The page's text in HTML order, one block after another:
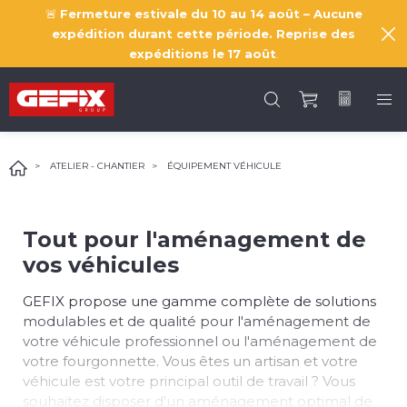
🚨 Fermeture estivale du 10 au 14 août – Aucune
expédition durant cette période. Reprise des
expéditions le 17 août
ATELIER - CHANTIER ÉQUIPEMENT VÉHICULE
Tout pour l'aménagement de
vos véhicules
GEFIX propose une gamme complète de solutions
modulables et de qualité pour l'aménagement de
votre véhicule professionnel ou l'aménagement de
votre fourgonnette. Vous êtes un artisan et votre
véhicule est votre principal outil de travail ? Vous
souhaitez disposer d'un aménagement optimal de